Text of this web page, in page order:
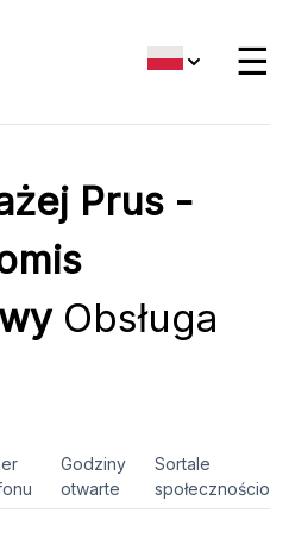
☰
Prus -
Obsługa
Godziny
otwarte
Sortale